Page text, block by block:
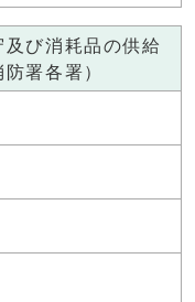
び消耗品の供給
署各署）